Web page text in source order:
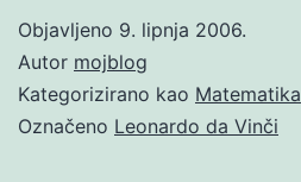
Objavljeno 9. lipnja 2006.
Autor mojblog
Kategorizirano kao Matematika
Označeno Leonardo da Vinči